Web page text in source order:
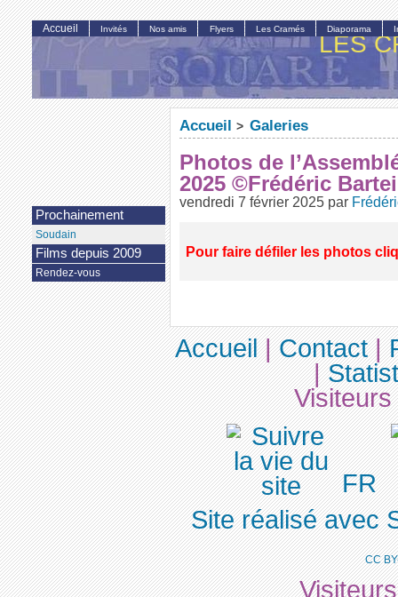
LES
Accueil > Galeries
Photos de
2025 ©Frédéric Bartei
vendredi 7 février 2025 par
Pour faire défiler les photos
Accueil Invités Nos amis Flyers Les Cramés Diaporama
Prochainement
Soudain
Films depuis 2009
Rendez-vous
Accueil|Contact|
|
FR
Site réalisé avec
CC